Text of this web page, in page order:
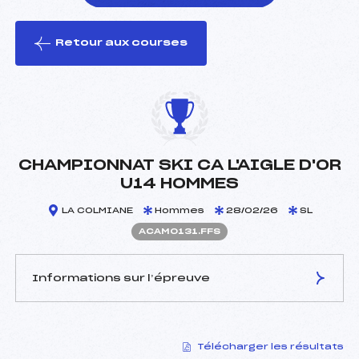
le ski
Retour aux courses
CHAMPIONNAT SKI CA L'AIGLE D'OR
U14 HOMMES
LA COLMIANE Hommes 28/02/26 SL
ACAM0131.FFS
Informations sur l’épreuve
CRISTIN JÉRÔME (CA)
Télécharger les résultats